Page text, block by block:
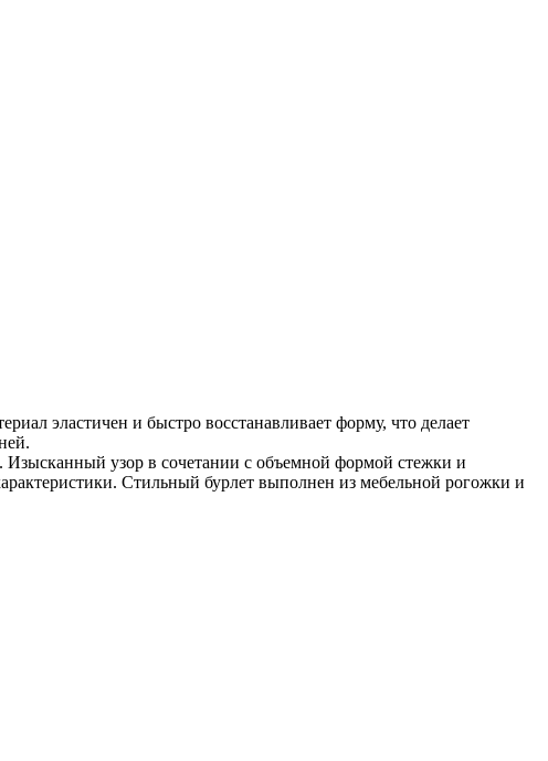
эластичен и быстро восстанавливает форму, что делает
узор в сочетании с объемной формой стежки и
Стильный бурлет выполнен из мебельной рогожки и